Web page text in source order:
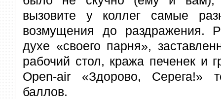
вызовите у коллег самые
возмущения до раздражения.
духе «своего парня»,
рабочий стол, кража печенек и
Open-air «Здорово, Серега!»
баллов.